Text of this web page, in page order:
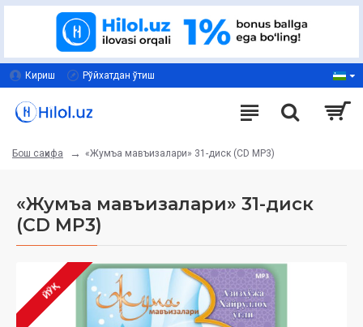
Кириш Рўйхатдан ўтиш
Бош саҳифа «Жумъа мавъизалари» 31-диск (CD МР3)
«Жумъа мавъизалари» 31-диск
(CD МР3)
ЙЎҚ